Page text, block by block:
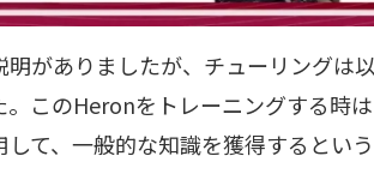
明がありましたが、チューリングは
。このHeronをトレーニングする時
して、一般的な知識を獲得するとい